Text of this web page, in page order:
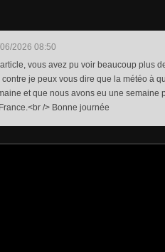
2026 08:50
vous avez pu voir beaucoup plus
je peux vous dire que la météo à
et que nous avons eu une semaine
/> Bonne journée